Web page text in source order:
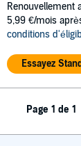
Renouvellement
5,99 €/mois
conditions
Essayez
Page 1 de 1